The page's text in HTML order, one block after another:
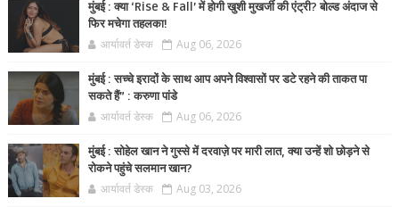
मुंबई : क्या ‘Rise & Fall’ में होगी खुशी मुखर्जी की एंट्री? बोल्ड अंदाज से
फिर मचेगा तहलका!
आर्यावर्त डेस्क Aug 06, 2026
मुंबई : सच्चे इरादों के साथ आप अपने विश्वासों पर डटे रहने की ताकत पा
सकते हैं” : करुणा पांडे
आर्यावर्त डेस्क Aug 06, 2026
मुंबई : सोहेल खान ने गुस्से में दरवाज़े पर मारी लात, क्या उन्हें शो छोड़ने से
रोकने पहुंचे सलमान खान?
आर्यावर्त डेस्क Aug 03, 2026